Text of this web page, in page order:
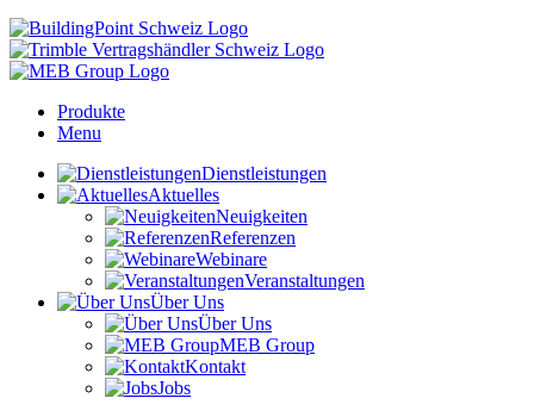
Produkte
Menu
Dienstleistungen
Aktuelles
Neuigkeiten
Referenzen
Webinare
Veranstaltungen
Über Uns
Über Uns
MEB Group
Kontakt
Jobs